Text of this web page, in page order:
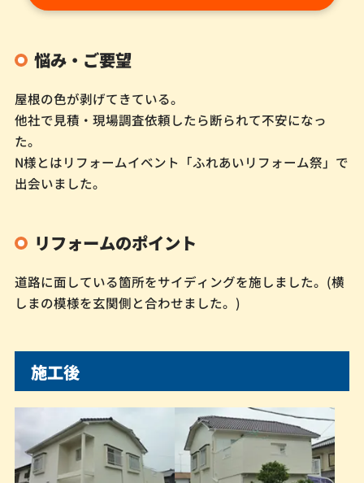
悩み・ご要望
屋根の色が剥げてきている。
他社で見積・現場調査依頼したら断られて不安になっ
た。
N様とはリフォームイベント「ふれあいリフォーム祭」で
出会いました。
リフォームのポイント
道路に面している箇所をサイディングを施しました。(横
しまの模様を玄関側と合わせました。)
施工後